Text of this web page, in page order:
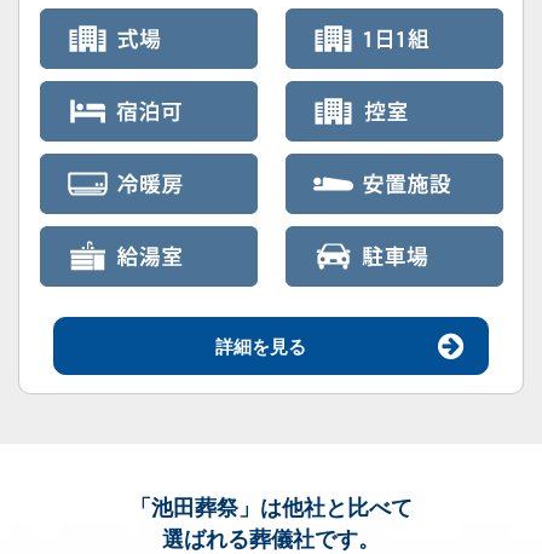
詳細を見る
「池田葬祭」 は他社と比べて
選ばれる葬儀社です。